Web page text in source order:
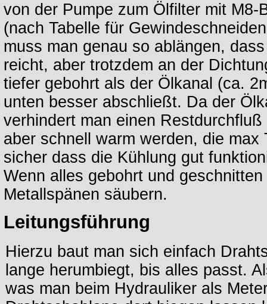
von der Pumpe zum Ölfilter mit
(nach Tabelle für
muss man genau so ablängen,
reicht, aber trotzdem an der
tiefer gebohrt als der Ölkanal (ca.
unten besser abschließt. Da der
verhindert man einen
aber schnell warm werden, die
sicher dass die Kühlung gut
Wenn alles gebohrt und
Metallspänen säubern.
Leitungsführung
Hierzu baut man sich einfach
lange herumbiegt, bis alles passt.
was man beim Hydrauliker als